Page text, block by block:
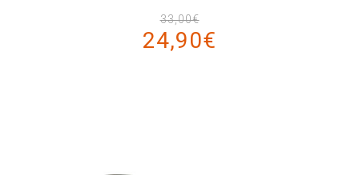
33,00€
24,90€